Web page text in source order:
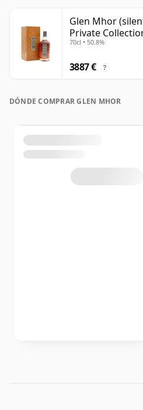
Glen Mhor
Private
años
70cl • 50.8%
3887 € ?
DÓNDE COMPRAR GLEN MHOR